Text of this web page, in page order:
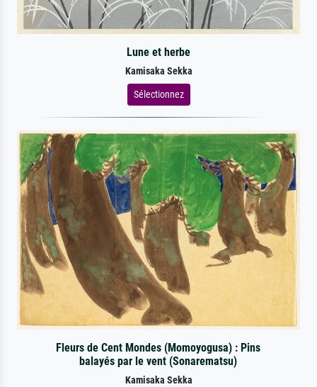
Lune et herbe
Kamisaka Sekka
Sélectionnez
Fleurs de Cent Mondes (Momoyogusa) : Pins
balayés par le vent (Sonarematsu)
Kamisaka Sekka